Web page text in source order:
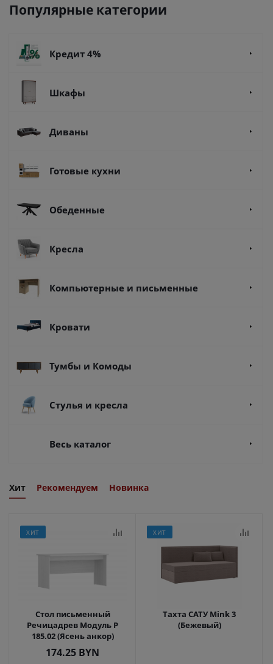
Популярные категории
Кредит 4%
Шкафы
Диваны
Готовые кухни
Обеденные
Кресла
Компьютерные и письменные
Кровати
Тумбы и Комоды
Стулья и кресла
Весь каталог
Хит Рекомендуем Новинка
ХИТ
Стол письменный
Речицадрев Модуль Р
185.02 (Ясень анкор)
174.25 BYN
ХИТ
Тахта САТУ Mink 3
(Бежевый)